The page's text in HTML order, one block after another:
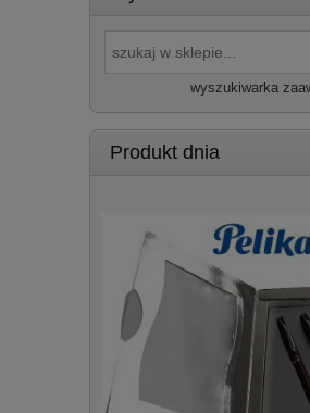
wyszukiwarka
Produkt dnia